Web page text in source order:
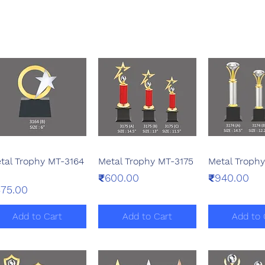
Quick View
Trophy MT-3164
Add to Cart
Quick View
Metal Trophy MT-3175
Price
₹600.00
Add to Cart
Quick
Metal
Price
₹940.00
Add to